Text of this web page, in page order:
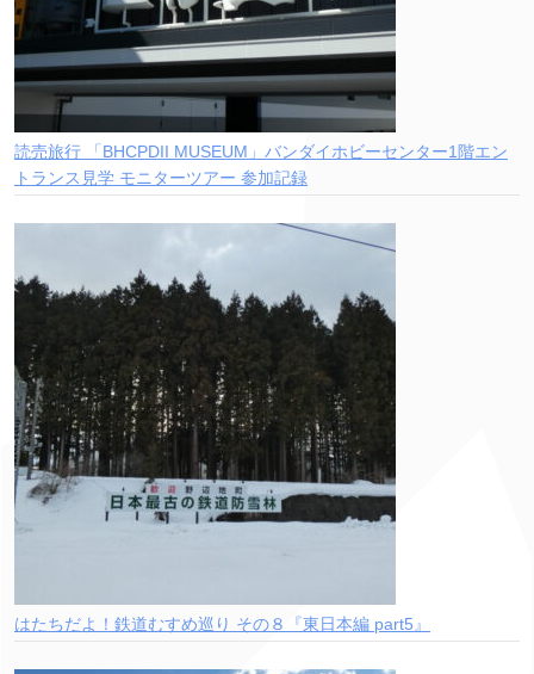
読売旅行 「BHCPDII MUSEUM」バンダイホビーセンター1階エン
トランス見学 モニターツアー 参加記録
はたちだよ！鉄道むすめ巡り その８『東日本編 part5』